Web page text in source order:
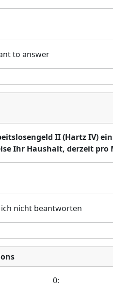
to answer
II (Hartz IV)
Ihr Haushalt, derzeit pro
nicht beantworten
0: